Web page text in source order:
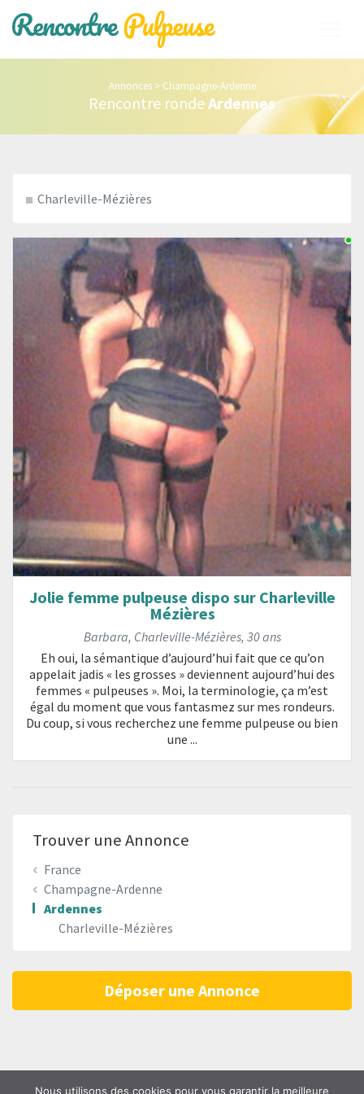
Annonces> Champagne-Ardenne
Rencontre rondeArdennes
Charleville-Mézières
Jolie femme pulpeuse dispo sur Charleville
Mézières
Barbara, Charleville-Mézières, 30 ans
Eh oui, la sémantique d’aujourd’hui fait que ce qu’on
appelait jadis « les grosses » deviennent aujourd’hui des
femmes « pulpeuses ». Moi, la terminologie, ça m’est
égal du moment que vous fantasmez sur mes rondeurs.
Du coup, si vous recherchez une femme pulpeuse ou bien
une ...
Trouver une Annonce
France
Champagne-Ardenne
Ardennes
Charleville-Mézières
Déposer une Annonce
Nous utilisons des cookies pour vous garantir la meilleure